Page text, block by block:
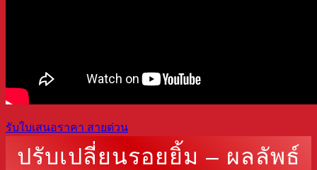
รับใบเสนอราคา สายด่วน
ปรับเปลี่ยนรอยยิ้ม – ผลลัพธ์